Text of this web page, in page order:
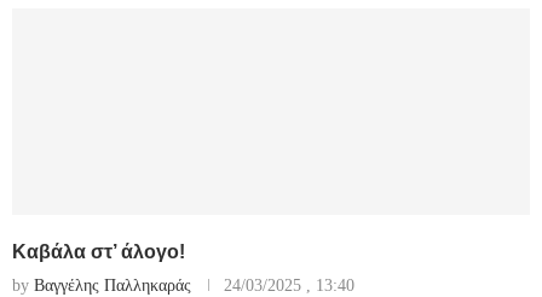
Καβάλα στ’ άλογο!
by Βαγγέλης Παλληκαράς 24/03/2025 , 13:40